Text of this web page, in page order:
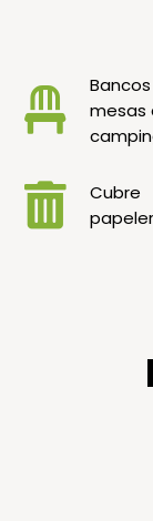
mesas
Cubre